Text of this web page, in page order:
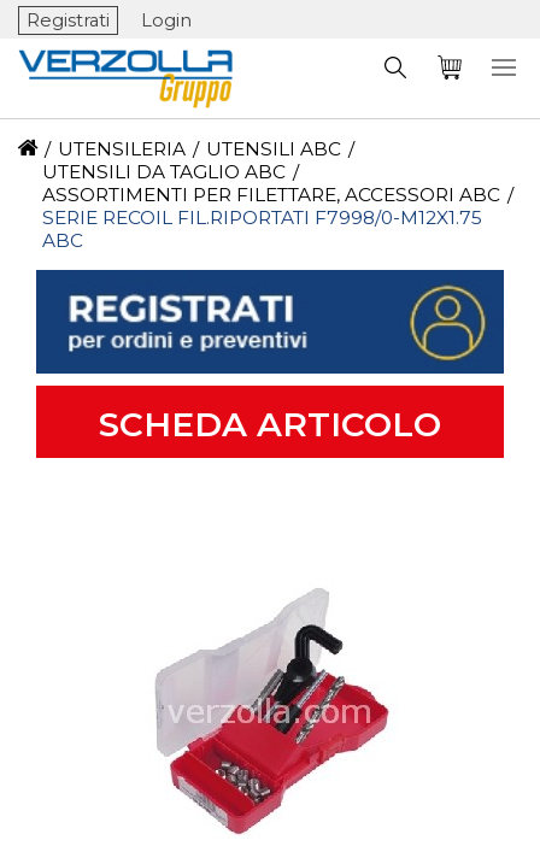
Registrati Login
/ UTENSILERIA / UTENSILI ABC /
UTENSILI DA TAGLIO ABC /
ASSORTIMENTI PER FILETTARE, ACCESSORI ABC /
SERIE RECOIL FIL.RIPORTATI F7998/0-M12X1.75
ABC
SCHEDA ARTICOLO